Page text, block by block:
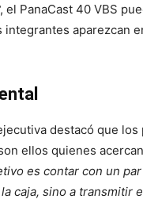
el PanaCast 40 VBS
aparezcan
destacó que
ellos quienes
es contar con un
caja, sino a transmitir